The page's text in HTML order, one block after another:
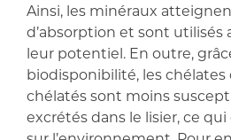
Ainsi, les minéraux
d’absorption et sont utilisés
leur potentiel. En outre,
biodisponibilité, les chélates
chélatés sont moins
excrétés dans le lisier, ce